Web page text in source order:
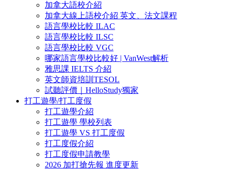
加拿大語校介紹
加拿大線上語校介紹 英文、法文課程
語言學校比較 ILAC
語言學校比較 ILSC
語言學校比較 VGC
哪家語言學校比較好 | VanWest解析
雅思課 IELTS 介紹
英文師資培訓TESOL
試聽評價｜HelloStudy獨家
打工遊學/打工度假
打工遊學介紹
打工遊學 學校列表
打工遊學 VS 打工度假
打工度假介紹
打工度假申請教學
2026 加打搶先報 進度更新